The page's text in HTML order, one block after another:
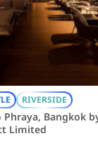
RIVERSIDE
Phraya, Bangkok
Limited